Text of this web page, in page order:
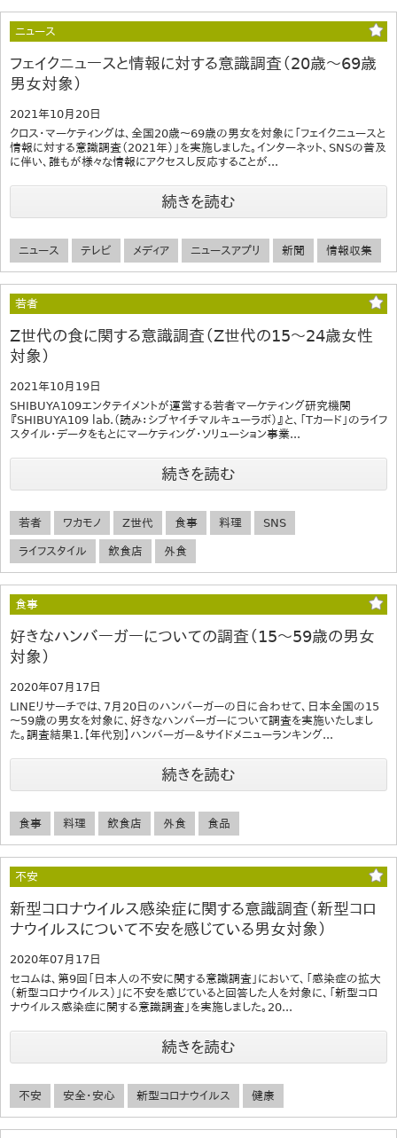
ニュース
フェイクニュースと情報に対する意識調査（20歳～69歳
男女対象）
2021年10月20日
クロス・マーケティングは、全国20歳～69歳の男女を対象に「フェイクニュースと
情報に対する意識調査（2021年）」を実施しました。インターネット、SNSの普及
に伴い、誰もが様々な情報にアクセスし反応することが...
続きを読む
ニュース テレビ メディア ニュースアプリ 新聞 情報収集
若者
Z世代の食に関する意識調査（Z世代の15～24歳女性
対象）
2021年10月19日
SHIBUYA109エンタテイメントが運営する若者マーケティング研究機関
『SHIBUYA109 lab.（読み：シブヤイチマルキューラボ）』と、「Tカード」のライフ
スタイル・データをもとにマーケティング・ソリューション事業...
続きを読む
若者 ワカモノ Z世代 食事 料理 SNS
ライフスタイル 飲食店 外食
食事
好きなハンバーガーについての調査（15～59歳の男女
対象）
2020年07月17日
LINEリサーチでは、7月20日のハンバーガーの日に合わせて、日本全国の15
～59歳の男女を対象に、好きなハンバーガーについて調査を実施いたしまし
た。調査結果1.【年代別】ハンバーガー＆サイドメニューランキング...
続きを読む
食事 料理 飲食店 外食 食品
不安
新型コロナウイルス感染症に関する意識調査（新型コロ
ナウイルスについて不安を感じている男女対象）
2020年07月17日
セコムは、第9回「日本人の不安に関する意識調査」において、「感染症の拡大
（新型コロナウイルス）」に不安を感じていると回答した人を対象に、「新型コロ
ナウイルス感染症に関する意識調査」を実施しました。20...
続きを読む
不安 安全・安心 新型コロナウイルス 健康